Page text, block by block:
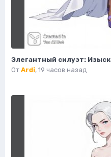
От Ardi, 19 часов назад